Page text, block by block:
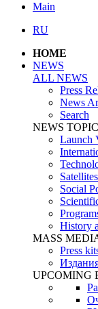
Main
RU
HOME
NEWS
ALL NEWS
Press
News
Search
NEWS
Launch
Satellites
Social
History
MASS
Press
UPCOMING